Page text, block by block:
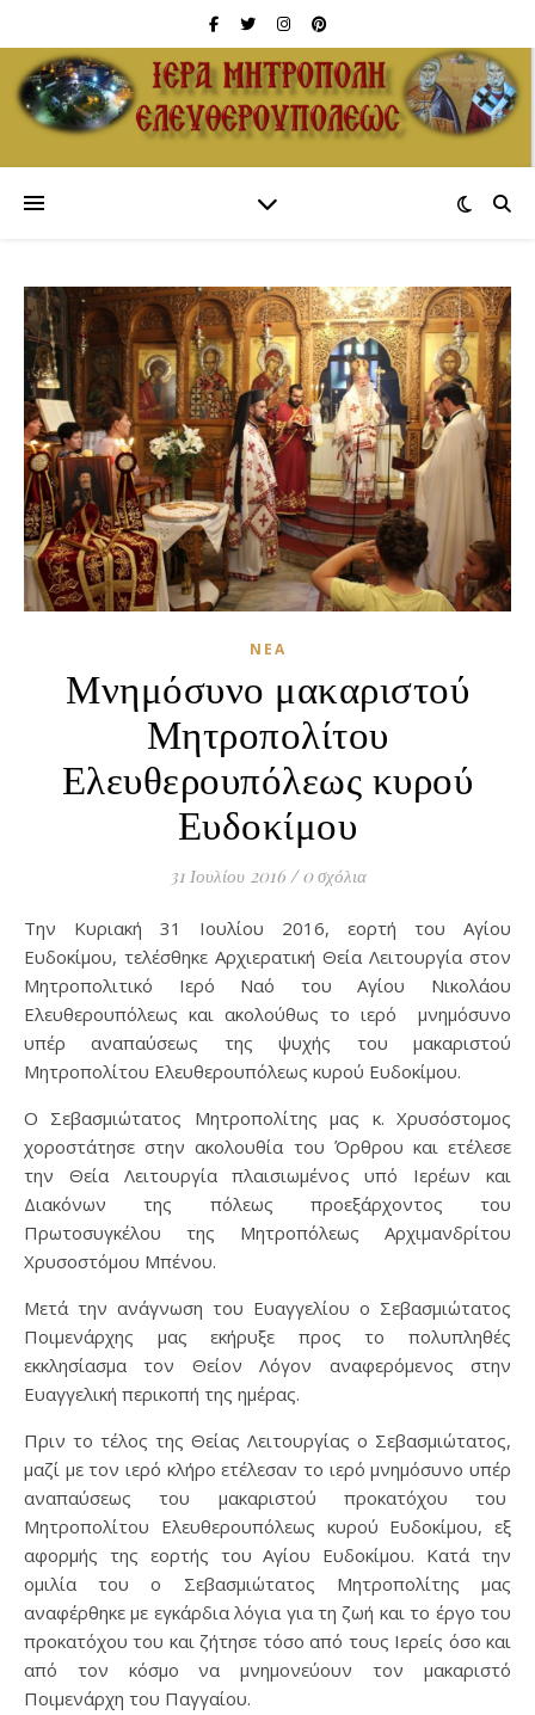
ΝΈΑ
Μνημόσυνο μακαριστού
Μητροπολίτου
Ελευθερουπόλεως κυρού
Ευδοκίμου
31 Ιουλίου 2016 / 0 σχόλια
Την Κυριακή 31 Ιουλίου 2016, εορτή του Αγίου
Ευδοκίμου, τελέσθηκε Αρχιερατική Θεία Λειτουργία στον
Μητροπολιτικό Ιερό Ναό του Αγίου Νικολάου
Ελευθερουπόλεως και ακολούθως το ιερό μνημόσυνο
υπέρ αναπαύσεως της ψυχής του μακαριστού
Μητροπολίτου Ελευθερουπόλεως κυρού Ευδοκίμου.
Ο Σεβασμιώτατος Μητροπολίτης μας κ. Χρυσόστομος
χοροστάτησε στην ακολουθία του Όρθρου και ετέλεσε
την Θεία Λειτουργία πλαισιωμένος υπό Ιερέων και
Διακόνων της πόλεως προεξάρχοντος του
Πρωτοσυγκέλου της Μητροπόλεως Αρχιμανδρίτου
Χρυσοστόμου Μπένου.
Μετά την ανάγνωση του Ευαγγελίου ο Σεβασμιώτατος
Ποιμενάρχης μας εκήρυξε προς το πολυπληθές
εκκλησίασμα τον Θείον Λόγον αναφερόμενος στην
Ευαγγελική περικοπή της ημέρας.
Πριν το τέλος της Θείας Λειτουργίας ο Σεβασμιώτατος,
μαζί με τον ιερό κλήρο ετέλεσαν το ιερό μνημόσυνο υπέρ
αναπαύσεως του μακαριστού προκατόχου του
Μητροπολίτου Ελευθερουπόλεως κυρού Ευδοκίμου, εξ
αφορμής της εορτής του Αγίου Ευδοκίμου. Κατά την
ομιλία του ο Σεβασμιώτατος Μητροπολίτης μας
αναφέρθηκε με εγκάρδια λόγια για τη ζωή και το έργο του
προκατόχου του και ζήτησε τόσο από τους Ιερείς όσο και
από τον κόσμο να μνημονεύουν τον μακαριστό
Ποιμενάρχη του Παγγαίου.